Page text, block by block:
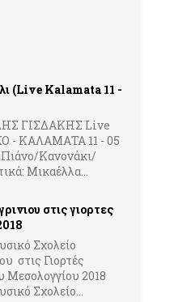
επιτυχίες και να
προσωπικά Τίνα μου
(Live Kalamata 11 -
ΓΙΣΔΑΚΗΣ Live
- ΚΑΛΑΜΑΤΑ 11 - 05
Κανονάκι/
Μικαέλλα...
στις γιορτες
Σχολείο
στις Γιορτές
Μεσολογγίου 2018
Σχολείο...